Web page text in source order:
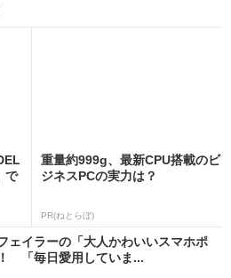
で
重量約999g、最新CPU搭載のビ
ジネスPCの実力は？
PR(ねとらぼ)
ェイラーの「大人かわいいスマホポ
「毎日愛用していま...